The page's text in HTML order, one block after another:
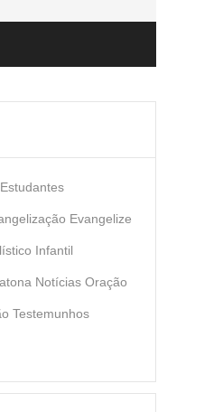
Estudantes
Evangelize
Infantil
Notícias Oração
Testemunhos